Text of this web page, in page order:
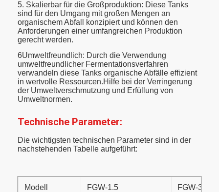
5. Skalierbar für die Großproduktion: Diese Tanks
sind für den Umgang mit großen Mengen an
organischem Abfall konzipiert und können den
Anforderungen einer umfangreichen Produktion
gerecht werden.
6Umweltfreundlich: Durch die Verwendung
umweltfreundlicher Fermentationsverfahren
verwandeln diese Tanks organische Abfälle effizient
in wertvolle Ressourcen.Hilfe bei der Verringerung
der Umweltverschmutzung und Erfüllung von
Umweltnormen.
Technische Parameter:
Die wichtigsten technischen Parameter sind in der
nachstehenden Tabelle aufgeführt:
Modell FGW-1.5 FGW-3